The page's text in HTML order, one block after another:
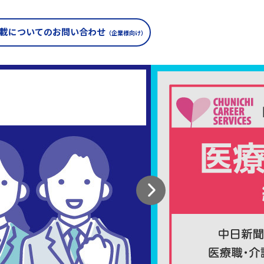
についてのお問い合わせ （企業様向け）